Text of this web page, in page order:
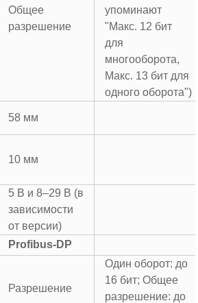
Общее
разрешение
упоминают
"Макс. 12 бит
для
многооборота,
Макс. 13 бит для
одного оборота")
58 мм
10 мм
5 В и 8–29 В (в
зависимости
от версии)
Profibus-DP
Разрешение
Один оборот: до
16 бит; Общее
разрешение: до